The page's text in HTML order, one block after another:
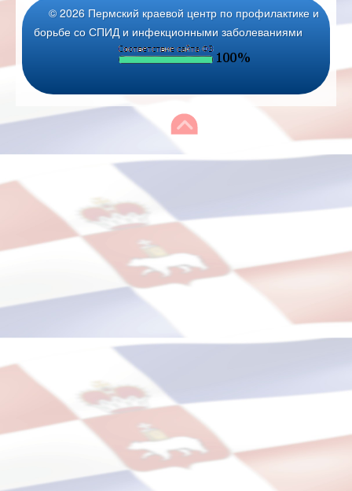
© 2026 Пермский краевой центр по профилактике и
борьбе со СПИД и инфекционными заболеваниями